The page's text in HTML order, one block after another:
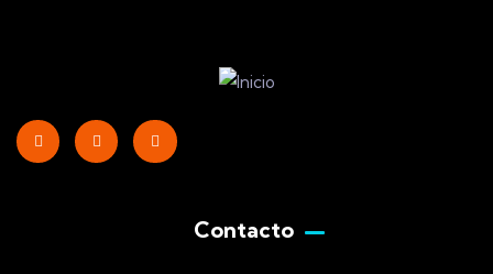
Contacto